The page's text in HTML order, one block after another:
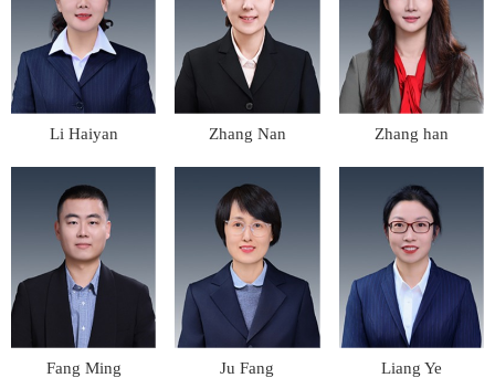
Li Haiyan Zhang Nan Zhang han
Fang Ming Ju Fang Liang Ye